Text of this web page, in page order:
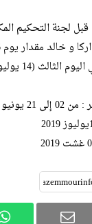
قبل لجنة التحكيم
2019